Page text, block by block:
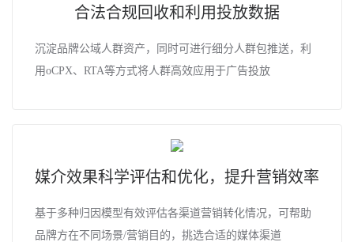
合法合规回收和利用投放数据
沉淀品牌公域人群资产，同时可进行细分人群包推送，利
用oCPX、RTA等方式将人群高效应用于广告投放
媒介效果科学评估和优化，提升营销效率
基于多种归因模型有效评估各渠道营销转化情况，可帮助
品牌方在不同场景/营销目的，挑选合适的媒体渠道